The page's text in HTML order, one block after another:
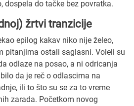
dospela do tačke bez povratka.
žrtvi tranzicije
epilog kakav niko nije želeo,
pitanjima ostali saglasni. Voleli su
odlaze na posao, a ni odricanja
da je reč o odlascima na
ili to što su se za to vreme
zarada. Početkom novog